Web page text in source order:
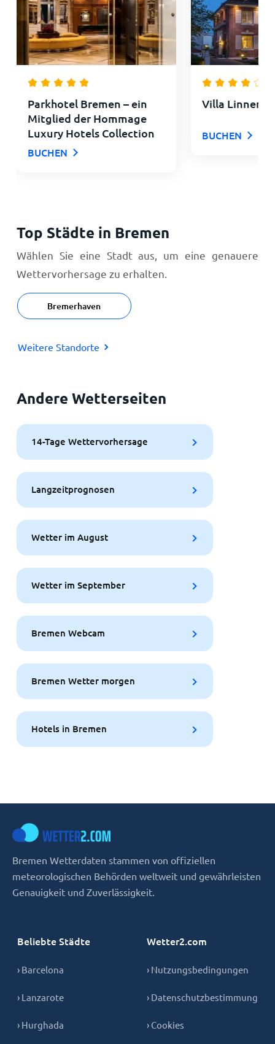
Parkhotel Bremen – ein
Mitglied der Hommage
Luxury Hotels Collection
BUCHEN
Villa
BUCHEN
Top Städte in Bremen
Wählen Sie eine Stadt aus, um eine genauere
Wettervorhersage zu erhalten.
Bremerhaven
Weitere Standorte
Andere Wetterseiten
14-Tage Wettervorhersage
Langzeitprognosen
Wetter im August
Wetter im September
Bremen Webcam
Bremen Wetter morgen
Hotels in Bremen
Bremen Wetterdaten stammen von offiziellen
meteorologischen Behörden weltweit und gewährleisten
Genauigkeit und Zuverlässigkeit.
Beliebte Städte
› Barcelona
› Lanzarote
› Hurghada
Wetter2.com
› Nutzungsbedingungen
› Datenschutzbestimmung
› Cookies